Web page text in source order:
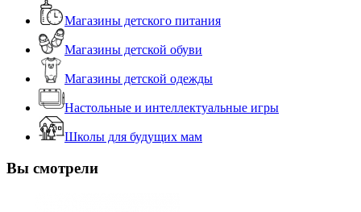
Магазины детского питания
Магазины детской обуви
Магазины детской одежды
Настольные и интеллектуальные игры
Школы для будущих мам
Вы смотрели